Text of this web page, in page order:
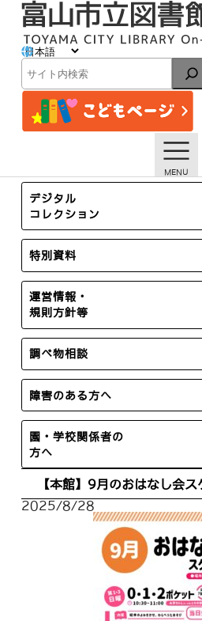
検
索
イベント
トップページ
イベント一覧
【本館】9月のおはなし会スケジュ
デジタル
コレクション
特別資料
運営情報・
規則方針等
調べ物相談
障害のある方へ
園・学校関係者の
方へ
【本館】9月のおはなし会ス
2025/8/28